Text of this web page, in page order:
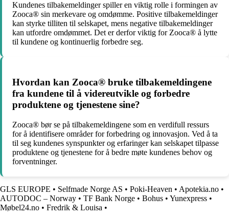
Kundenes tilbakemeldinger spiller en viktig rolle i formingen av
Zooca® sin merkevare og omdømme. Positive tilbakemeldinger
kan styrke tilliten til selskapet, mens negative tilbakemeldinger
kan utfordre omdømmet. Det er derfor viktig for Zooca® å lytte
til kundene og kontinuerlig forbedre seg.
Hvordan kan Zooca® bruke tilbakemeldingene
fra kundene til å videreutvikle og forbedre
produktene og tjenestene sine?
Zooca® bør se på tilbakemeldingene som en verdifull ressurs
for å identifisere områder for forbedring og innovasjon. Ved å ta
til seg kundenes synspunkter og erfaringer kan selskapet tilpasse
produktene og tjenestene for å bedre møte kundenes behov og
forventninger.
GLS EUROPE • Selfmade Norge AS • Poki-Heaven • Apotekia.no •
AUTODOC – Norway • TF Bank Norge • Bohus • Yunexpress •
Møbel24.no • Fredrik & Louisa •